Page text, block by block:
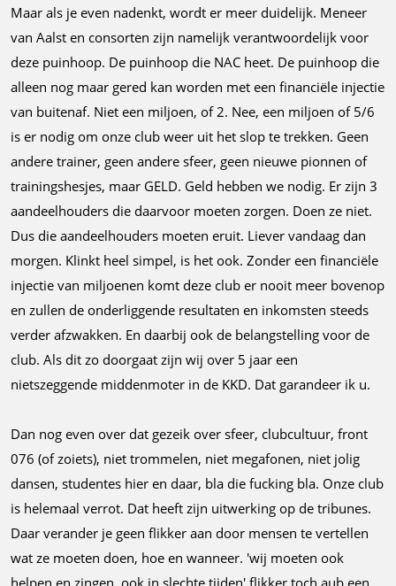
Maar als je even nadenkt, wordt er meer duidelijk. Meneer
van Aalst en consorten zijn namelijk verantwoordelijk voor
deze puinhoop. De puinhoop die NAC heet. De puinhoop die
alleen nog maar gered kan worden met een financiële injectie
van buitenaf. Niet een miljoen, of 2. Nee, een miljoen of 5/6
is er nodig om onze club weer uit het slop te trekken. Geen
andere trainer, geen andere sfeer, geen nieuwe pionnen of
trainingshesjes, maar GELD. Geld hebben we nodig. Er zijn 3
aandeelhouders die daarvoor moeten zorgen. Doen ze niet.
Dus die aandeelhouders moeten eruit. Liever vandaag dan
morgen. Klinkt heel simpel, is het ook. Zonder een financiële
injectie van miljoenen komt deze club er nooit meer bovenop
en zullen de onderliggende resultaten en inkomsten steeds
verder afzwakken. En daarbij ook de belangstelling voor de
club. Als dit zo doorgaat zijn wij over 5 jaar een
nietszeggende middenmoter in de KKD. Dat garandeer ik u.
Dan nog even over dat gezeik over sfeer, clubcultuur, front
076 (of zoiets), niet trommelen, niet megafonen, niet jolig
dansen, studentes hier en daar, bla die fucking bla. Onze club
is helemaal verrot. Dat heeft zijn uitwerking op de tribunes.
Daar verander je geen flikker aan door mensen te vertellen
wat ze moeten doen, hoe en wanneer. 'wij moeten ook